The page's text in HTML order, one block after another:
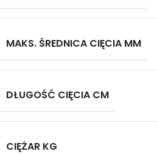
MAKS. ŚREDNICA CIĘCIA MM
DŁUGOŚĆ CIĘCIA CM
CIĘŻAR KG